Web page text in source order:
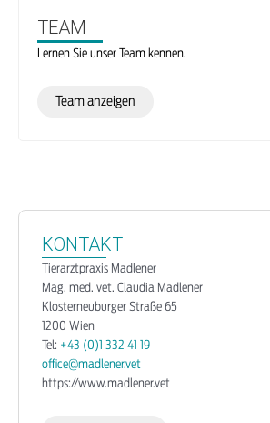
TEAM
Lernen Sie unser Team kennen.
Team anzeigen
KONTAKT
Tierarztpraxis Madlener
Mag. med. vet. Claudia Madlener
Klosterneuburger Straße 65
1200 Wien
Tel: +43 (0)1 332 41 19
office@madlener.vet
https://www.madlener.vet